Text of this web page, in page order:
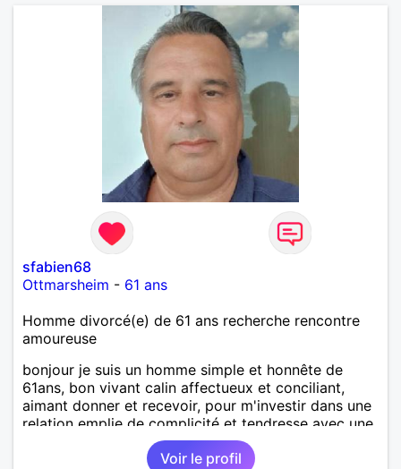
sfabien68
Ottmarsheim - 61 ans
Homme divorcé(e) de 61 ans recherche rencontre
amoureuse
bonjour je suis un homme simple et honnête de
61ans, bon vivant calin affectueux et conciliant,
aimant donner et recevoir, pour m'investir dans une
relation emplie de complicité et tendresse avec une
femme simple ayant le désir d'une relation suivie et
d'avancer main dans la main pour un bonheur
Voir le profil